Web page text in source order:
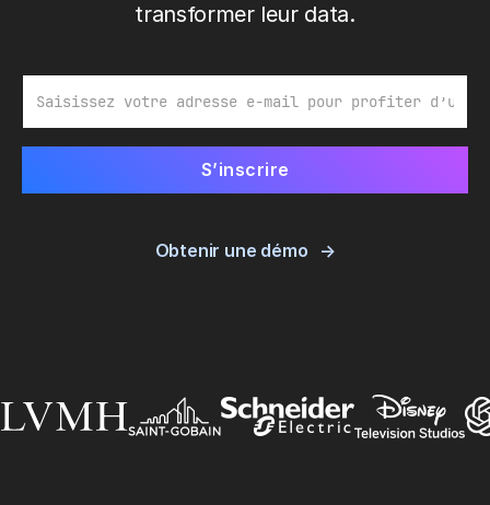
transformer leur data.
Obtenir une démo